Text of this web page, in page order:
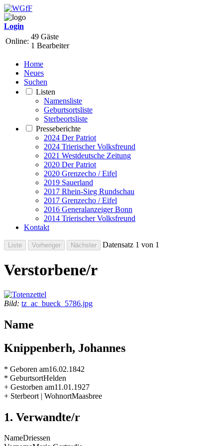
Login
Online:
49 Gäste
1 Bearbeiter
Home
Neues
Suchen
Listen
Namensliste
Geburtsortsliste
Sterbeortsliste
Presseberichte
2024 Der Patriot
2024 Trierischer Volksfreund
2021 Westdeutsche Zeitung
2020 Der Patriot
2020 Grenzecho / Eifel
2019 Sauerland
2017 Rhein-Sieg Rundschau
2017 Grenzecho / Eifel
2016 Generalanzeiger Bonn
2014 Trierischer Volksfreund
Kontakt
Datensatz 1 von 1
Verstorbene/r
Bild: tz_ac_bueck_5786.jpg
Name
Knippenberh, Johannes
* Geboren am16.02.1842
* GeburtsortHelden
+ Gestorben am11.01.1927
+ Sterbeort | WohnortMaasbree
1. Verwandte/r
NameDriessen